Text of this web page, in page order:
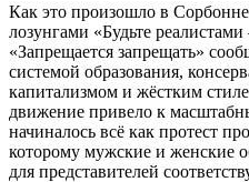
Как это произошло в
лозунгами «Будьте
«Запрещается запрещать»
системой образования,
капитализмом и жёстким
движение привело к
начиналось всё как протест
которому мужские и женские
для представителей